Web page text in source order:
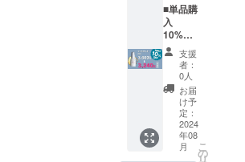
■単品購
入
10%OF
F リッ
チオイ
ル
30ml
1本 通
常
3,600
円
→
支援
者：
0人
お届
け予
定：
2024
年08
月
こ
の
リ